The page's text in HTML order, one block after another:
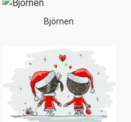
Björnen